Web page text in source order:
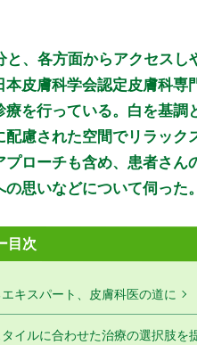
、各方面からアクセスし
皮膚科学会認定皮膚科専
を行っている。白を基調
慮された空間でリラック
ローチも含め、患者さん
思いなどについて伺った。
目次
キスパート、皮膚科医の道に
イルに合わせた治療の選択肢を